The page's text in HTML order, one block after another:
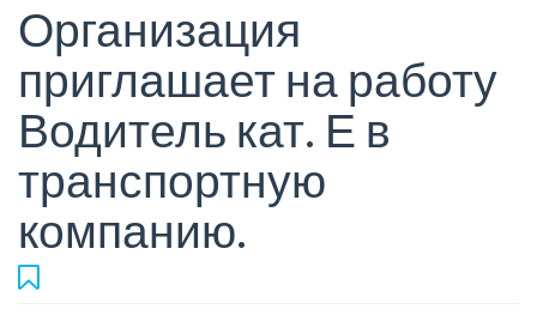
Организация
приглашает на работу
Водитель кат. Е в
транспортную
компанию.